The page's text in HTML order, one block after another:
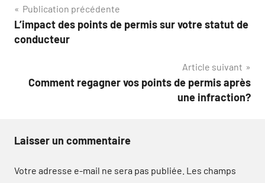
Navigation
de
Publication précédente
L’impact des points de permis sur votre statut de
conducteur
Article suivant
Comment regagner vos points de permis après
une infraction?
Laisser un commentaire
Votre adresse e-mail ne sera pas publiée. Les champs